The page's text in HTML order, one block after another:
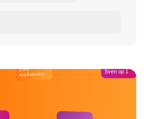
Café
Kockelmann Sven op 1